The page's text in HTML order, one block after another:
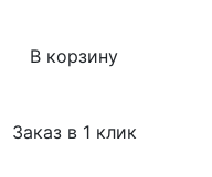
В корзину
Заказ в 1 клик